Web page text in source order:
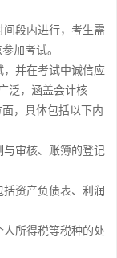
段内进行，考生需
加考试。
并在考试中诚信应
泛，涵盖会计核
，具体包括以下内
审核、账簿的登记
资产负债表、利润
所得税等税种的处